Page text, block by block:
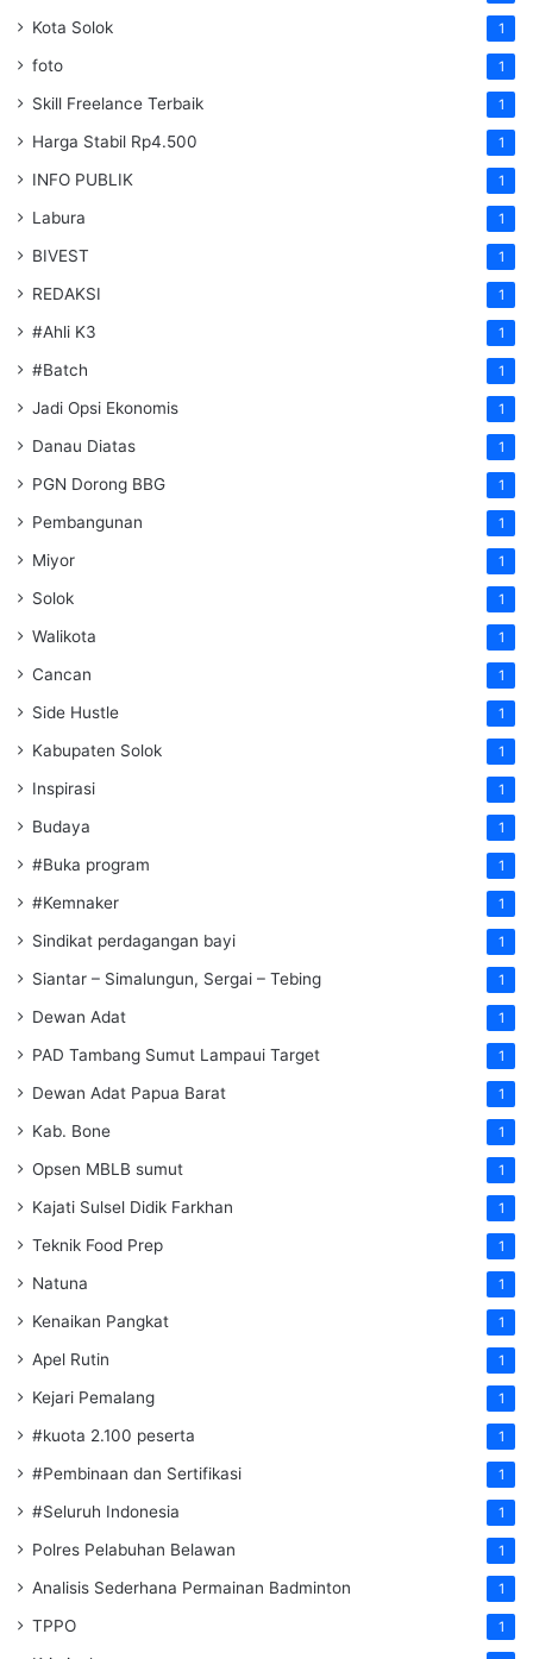
Kota Solok 1
foto 1
Skill Freelance Terbaik 1
Harga Stabil Rp4.500 1
INFO PUBLIK 1
Labura 1
BIVEST 1
REDAKSI 1
#Ahli K3 1
#Batch 1
Jadi Opsi Ekonomis 1
Danau Diatas 1
PGN Dorong BBG 1
Pembangunan 1
Miyor 1
Solok 1
Walikota 1
Cancan 1
Side Hustle 1
Kabupaten Solok 1
Inspirasi 1
Budaya 1
#Buka program 1
#Kemnaker 1
Sindikat perdagangan bayi 1
Siantar – Simalungun, Sergai – Tebing 1
Dewan Adat 1
PAD Tambang Sumut Lampaui Target 1
Dewan Adat Papua Barat 1
Kab. Bone 1
Opsen MBLB sumut 1
Kajati Sulsel Didik Farkhan 1
Teknik Food Prep 1
Natuna 1
Kenaikan Pangkat 1
Apel Rutin 1
Kejari Pemalang 1
#kuota 2.100 peserta 1
#Pembinaan dan Sertifikasi 1
#Seluruh Indonesia 1
Polres Pelabuhan Belawan 1
Analisis Sederhana Permainan Badminton 1
TPPO 1